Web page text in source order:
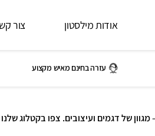
אודות מילסטון צור
עזרה בחינם מאיש מקצוע
של דגמים ועיצובים. צפו בקטלוג